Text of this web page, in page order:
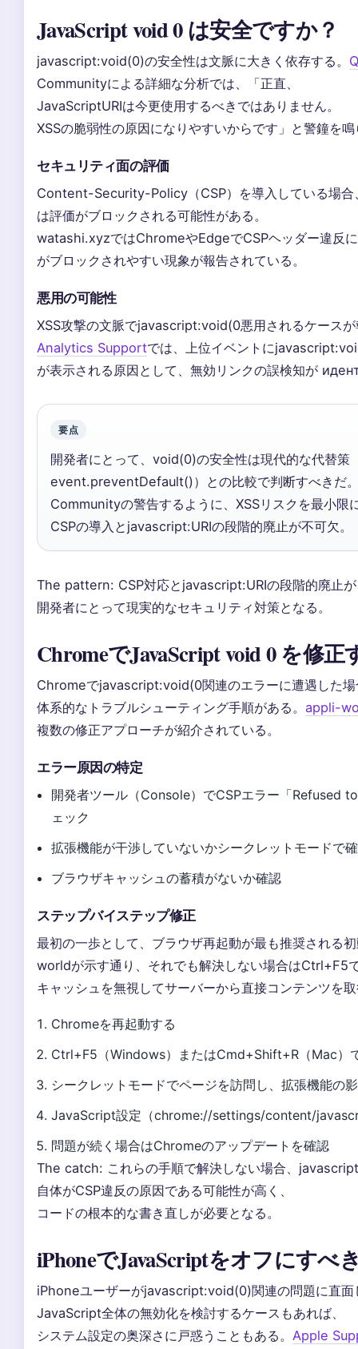
JavaScript void 0 は安全ですか？
javascript:void(0)の安全性は文脈に大きく依存する。
Communityによる詳細な分析では、「正直、
JavaScriptURIは今更使用するべきではありません。
XSSの脆弱性の原因になりやすいからです」と警鐘を
セキュリティ面の評価
Content-Security-Policy（CSP）を導入している場
は評価がブロックされる可能性がある。
watashi.xyzではChromeやEdgeでCSPヘッダー違反
がブロックされやすい現象が報告されている。
悪用の可能性
XSS攻撃の文脈でjavascript:void(0悪用されるケース
Analytics Supportでは、上位イベントに
が表示される原因として、無効リンクの誤検知が
要点
開発者にとって、void(0)の安全性は現代的な代替策
event.preventDefault()）との比較で判断すべきだ
Communityの警告するように、XSSリスクを最小限
CSPの導入とjavascript:URIの段階的廃止が不可欠。
The pattern: CSP対応とjavascript:URIの段階的廃止
開発者にとって現実的なセキュリティ対策となる。
ChromeでJavaScript void 0 を修
Chromeでjavascript:void(0関連のエラーに遭遇した場
体系的なトラブルシューティング手順がある。 appli-
複数の修正アプローチが紹介されている。
エラー原因の特定
開発者ツール（Console）でCSPエラー「Refused
ェック
拡張機能が干渉していないかシークレットモードで
ブラウザキャッシュの蓄積がないか確認
ステップバイステップ修正
最初の一歩として、ブラウザ再起動が最も推奨される
worldが示す通り、それでも解決しない場合はCtrl+F5
キャッシュを無視してサーバーから直接コンテンツを
Chromeを再起動する
Ctrl+F5（Windows）またはCmd+Shift+R（Mac）
シークレットモードでページを訪問し、拡張機能の
JavaScript設定（chrome://settings/content/
問題が続く場合はChromeのアップデートを確認
The catch: これらの手順で解決しない場合、
自体がCSP違反の原因である可能性が高く、
コードの根本的な書き直しが必要となる。
iPhoneでJavaScriptをオフにすべ
iPhoneユーザーがjavascript:void(0)関連の問題に直面
JavaScript全体の無効化を検討するケースもあれば、
システム設定の奥深さに戸惑うこともある。 Apple